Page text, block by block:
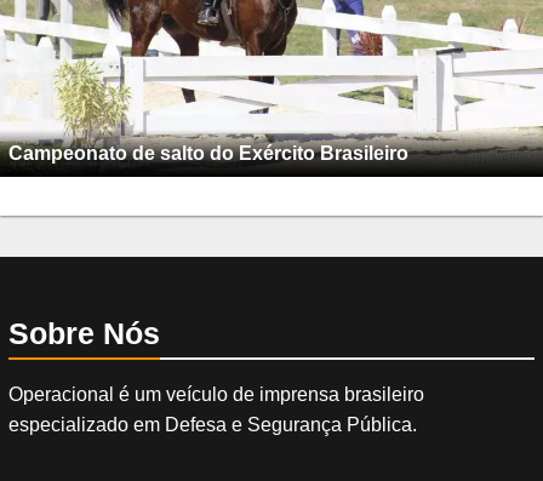
Campeonato de salto do Exército Brasileiro
Sobre Nós
Operacional é um veículo de imprensa brasileiro
especializado em Defesa e Segurança Pública.